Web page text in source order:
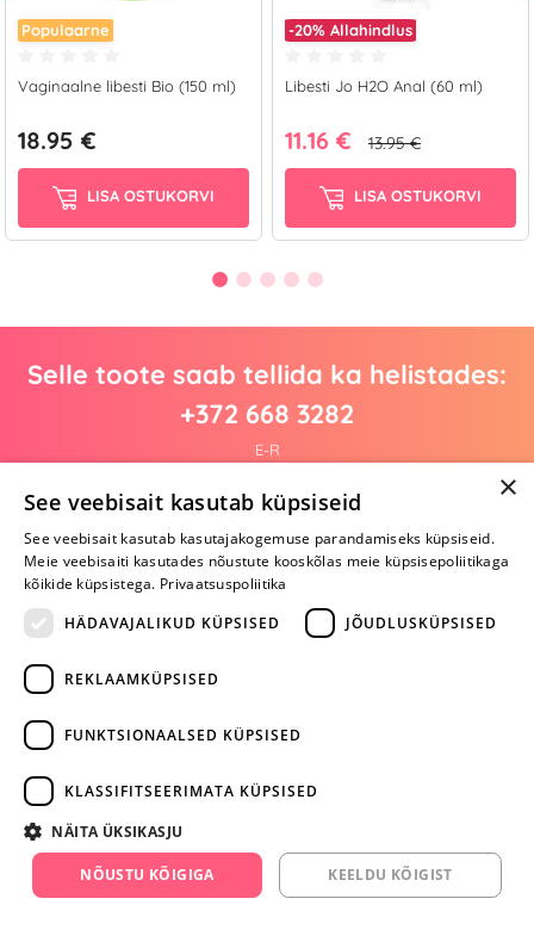
Populaarne
Vaginaalne libesti Bio (150 ml)
18.95 €
LISA OSTUKORVI
-20% Allahindlus
Libesti Jo H2O Anal (60 ml)
11.16 € 13.95 €
LISA OSTUKORVI
Selle toote saab tellida ka helistades:
+372 668 3282
E-R
Arvustusi veel pole
Ole esimene!
Kirjuta arvustus ja SAA KINGITUS!
+372 668 3282
info@yesyes.ee
facebook.com/yesyes.ee
×
See veebisait kasutab küpsiseid
See veebisait kasutab kasutajakogemuse parandamiseks küpsiseid.
Meie veebisaiti kasutades nõustute kooskõlas meie küpsisepoliitikaga
kõikide küpsistega. Privaatsuspoliitika
HÄDAVAJALIKUD KÜPSISED
JÕUDLUSKÜPSISED
REKLAAMKÜPSISED
FUNKTSIONAALSED KÜPSISED
KLASSIFITSEERIMATA KÜPSISED
NÄITA ÜKSIKASJU
NÕUSTU KÕIGIGA KEELDU KÕIGIST